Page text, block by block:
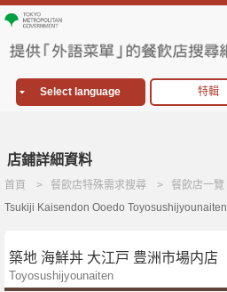
Select language 特輯
店鋪詳細資料
首頁 餐飲店特殊需求搜尋
餐飲店一覽
Tsukiji Kaisendon Ooedo Toyosushijyounaiten
築地 海鮮丼 大江戸 豊洲市場内店
Toyosushijyounaiten